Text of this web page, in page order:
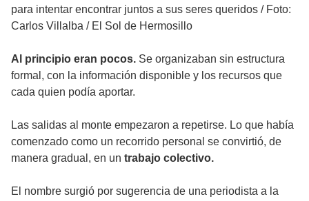
para intentar encontrar juntos a sus seres queridos / Foto:
Carlos Villalba / El Sol de Hermosillo
Al principio eran pocos. Se organizaban sin estructura
formal, con la información disponible y los recursos que
cada quien podía aportar.
Las salidas al monte empezaron a repetirse. Lo que había
comenzado como un recorrido personal se convirtió, de
manera gradual, en un trabajo colectivo.
El nombre surgió por sugerencia de una periodista a la